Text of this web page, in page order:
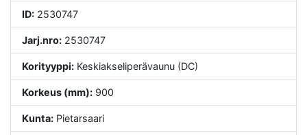
ID: 2530747
Jarj.nro: 2530747
Korityyppi: Keskiakseliperävaunu (DC)
Korkeus (mm): 900
Kunta: Pietarsaari